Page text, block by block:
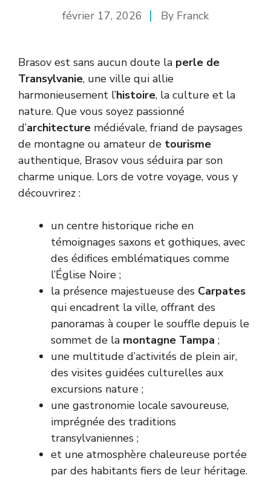
février 17, 2026 By Franck
Brasov est sans aucun doute la perle de
Transylvanie, une ville qui allie
harmonieusement l’histoire, la culture et la
nature. Que vous soyez passionné
d’architecture médiévale, friand de paysages
de montagne ou amateur de tourisme
authentique, Brasov vous séduira par son
charme unique. Lors de votre voyage, vous y
découvrirez :
un centre historique riche en
témoignages saxons et gothiques, avec
des édifices emblématiques comme
l’Église Noire ;
la présence majestueuse des Carpates
qui encadrent la ville, offrant des
panoramas à couper le souffle depuis le
sommet de la montagne Tampa ;
une multitude d’activités de plein air,
des visites guidées culturelles aux
excursions nature ;
une gastronomie locale savoureuse,
imprégnée des traditions
transylvaniennes ;
et une atmosphère chaleureuse portée
par des habitants fiers de leur héritage.